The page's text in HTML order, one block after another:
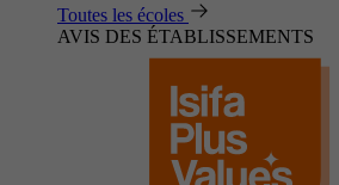
Toutes les écoles
AVIS DES ÉTABLISSEMENTS